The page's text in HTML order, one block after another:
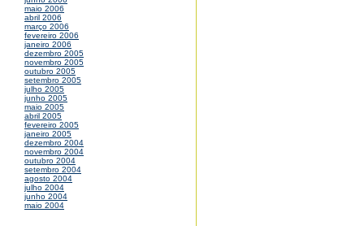
maio 2006
abril 2006
março 2006
fevereiro 2006
janeiro 2006
dezembro 2005
novembro 2005
outubro 2005
setembro 2005
julho 2005
junho 2005
maio 2005
abril 2005
fevereiro 2005
janeiro 2005
dezembro 2004
novembro 2004
outubro 2004
setembro 2004
agosto 2004
julho 2004
junho 2004
maio 2004